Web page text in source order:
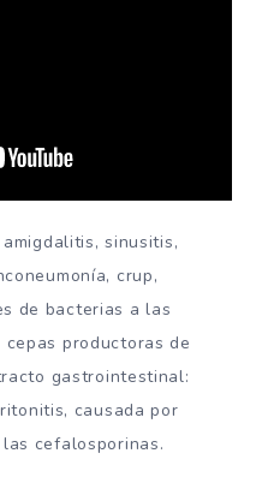
sinusitis,
crup,
de bacterias a las
productoras de
gastrointestinal:
causada por
cefalosporinas.